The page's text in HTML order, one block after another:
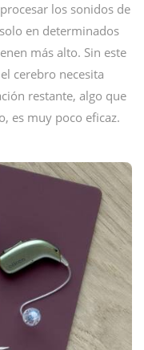
los sonidos de
en determinados
más alto. Sin este
cerebro necesita
restante, algo que
es muy poco eficaz.